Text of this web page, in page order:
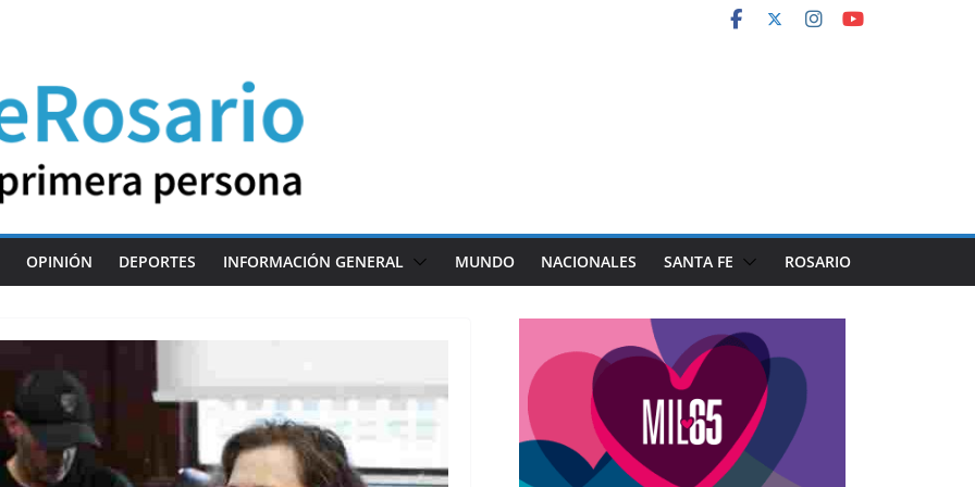
OPINIÓN DEPORTES INFORMACIÓN GENERAL MUNDO NACIONALES SANTA FE ROSARIO